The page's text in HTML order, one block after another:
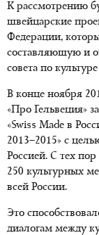
К рассмотрению
швейцарские
Федерации,
составляющую и
совета по
В конце ноября
«Про Гельвеция»
«Swiss Made в
2013–2015» с
Россией. С тех
250 культурных
всей России.
Это
диалогам между